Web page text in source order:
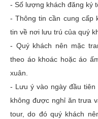
- Số lượng khách đăng ký
- Thông tin cần cung cấp
tin về nơi lưu trú của quý
- Quý khách nên mặc
theo áo khoác hoặc áo
xuân.
- Lưu ý vào ngày đầu
không được nghỉ ăn trưa
tour, do đó quý khách